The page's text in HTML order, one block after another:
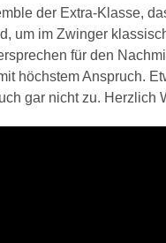
der Extra-Klasse,
um im Zwinger
für den
höchstem Anspruch.
gar nicht zu. Herzlich